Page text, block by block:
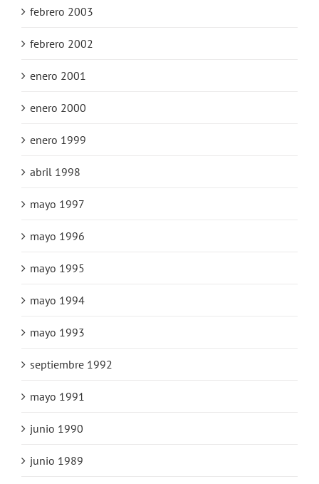
febrero 2003
febrero 2002
enero 2001
enero 2000
enero 1999
abril 1998
mayo 1997
mayo 1996
mayo 1995
mayo 1994
mayo 1993
septiembre 1992
mayo 1991
junio 1990
junio 1989